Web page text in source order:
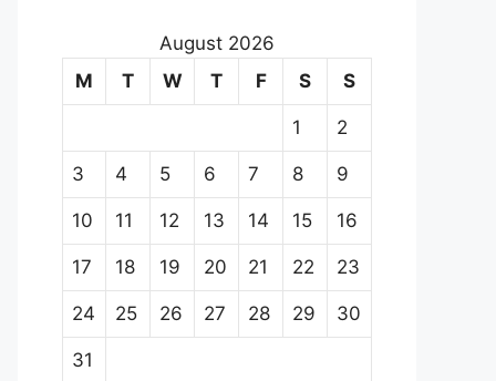
August 2026
M
T W T F S S
1 2
3 4 5 6 7 8 9
10 11 12 13 14 15 16
17 18 19 20 21 22 23
24 25 26 27 28 29 30
31